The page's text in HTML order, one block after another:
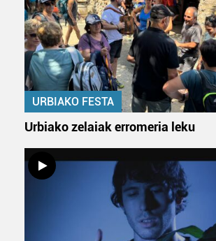
URBIAKO FESTA
Urbiako zelaiak erromeria leku